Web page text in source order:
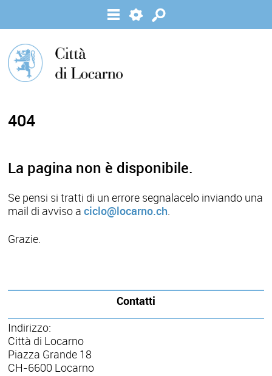
404
La pagina non è disponibile.
Se pensi si tratti di un errore segnalacelo inviando una
mail di avviso aciclo@locarno.ch.
Grazie.
Contatti
Indirizzo:
Città di Locarno
Piazza Grande 18
CH-6600 Locarno